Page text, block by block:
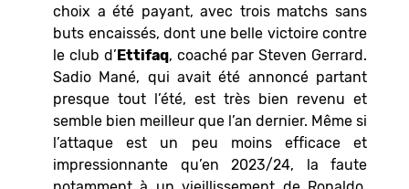
choix a été payant, avec trois matchs sans
buts encaissés, dont une belle victoire contre
le club d’Ettifaq, coaché par Steven Gerrard.
Sadio Mané, qui avait été annoncé partant
presque tout l’été, est très bien revenu et
semble bien meilleur que l’an dernier. Même si
l’attaque est un peu moins efficace et
impressionnante qu’en 2023/24, la faute